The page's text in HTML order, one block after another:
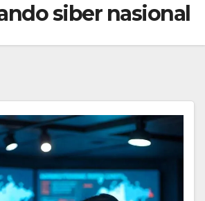
siber nasional